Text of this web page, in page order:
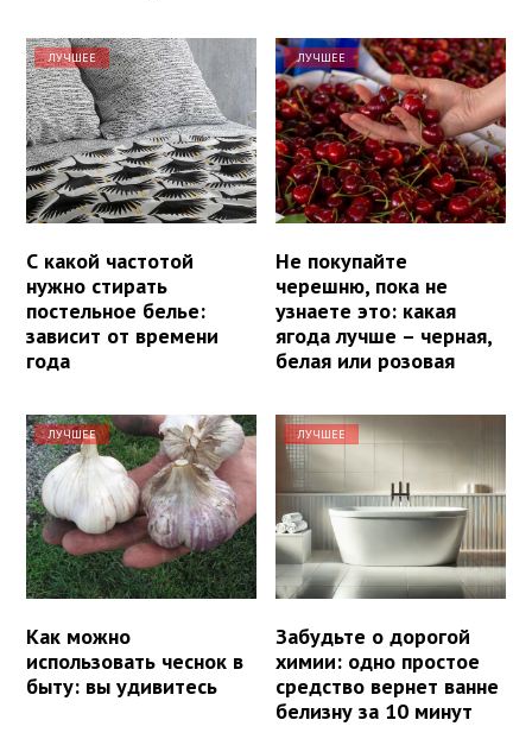
ЛУЧШЕЕ
С какой частотой
нужно стирать
постельное белье:
зависит от времени
года
ЛУЧШЕЕ
Не покупайте
черешню, пока не
узнаете это: какая
ягода лучше – черная,
белая или розовая
ЛУЧШЕЕ
Как можно
использовать чеснок в
быту: вы удивитесь
ЛУЧШЕЕ
Забудьте о дорогой
химии: одно простое
средство вернет ванне
белизну за 10 минут